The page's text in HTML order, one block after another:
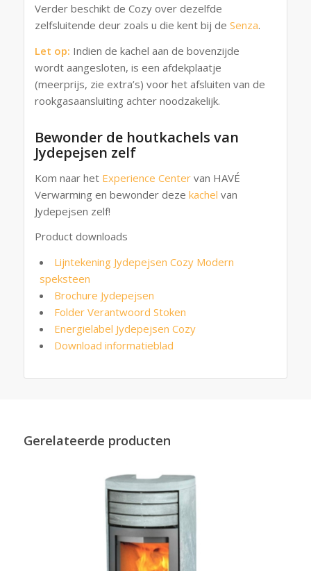
Verder beschikt de Cozy over dezelfde
zelfsluitende deur zoals u die kent bij de Senza.
Let op: Indien de kachel aan de bovenzijde
wordt aangesloten, is een afdekplaatje
(meerprijs, zie extra’s) voor het afsluiten van de
rookgasaansluiting achter noodzakelijk.
Bewonder de houtkachels van
Jydepejsen zelf
Kom naar het Experience Centervan HAVÉ
Verwarming en bewonder deze kachel van
Jydepejsen zelf!
Product downloads
Lijntekening Jydepejsen Cozy Modern
speksteen
Brochure Jydepejsen
Folder Verantwoord Stoken
Energielabel Jydepejsen Cozy
Download informatieblad
Gerelateerde producten